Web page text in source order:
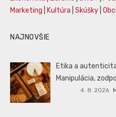
Marketing
Kultúra Skúšky
NAJNOVŠIE
Etika a
Manipulácia,
4. 8. 2026